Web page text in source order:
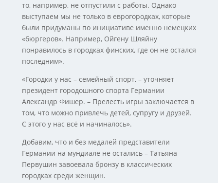
то, например, не отпустили с работы. Однако
выступаем мы не только в еврогородках, которые
были придуманы по инициативе именно немецких
«бюргеров». Например, Ойгену Шляйну
понравилось в городках финских, где он не остался
последним».
«Городки у нас – семейный спорт, – уточняет
президент городошного спорта Германии
Александр Фишер. – Прелесть игры заключается в
том, что можно привлечь детей, супругу и друзей.
С этого у нас всё и начиналось».
Добавим, что и без медалей представители
Германии на мундиале не остались – Татьяна
Первушин завоевала бронзу в классических
городках среди женщин.